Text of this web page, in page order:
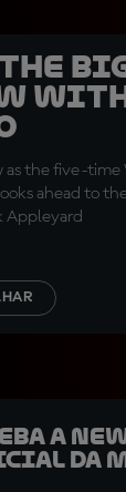
The
as the five-time
ahead to
Appleyard
a
da